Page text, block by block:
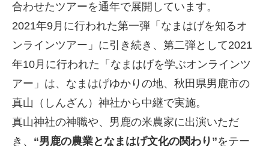
合わせたツアーを通年で展開しています。
2021年9月に行われた第一弾「なまはげを知るオ
ンラインツアー」に引き続き、第二弾として2021
年10月に行われた「なまはげを学ぶオンラインツ
アー」は、なまはげゆかりの地、秋田県男鹿市の
真山（しんざん）神社から中継で実施。
真山神社の神職や、男鹿の米農家に出演いただ
き、 “男鹿の農業となまはげ文化の関わり”をテー